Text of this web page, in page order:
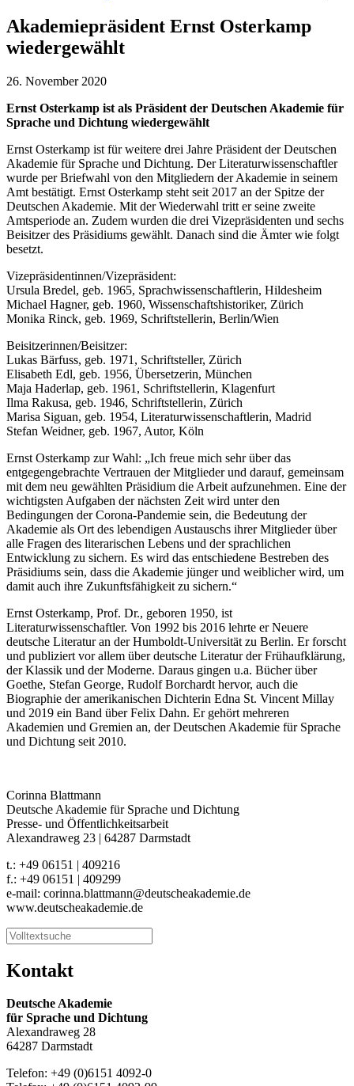
Akademiepräsident Ernst Osterkamp
wiedergewählt
26. November 2020
Ernst Osterkamp ist als Präsident der Deutschen Akademie für
Sprache und Dichtung wiedergewählt
Ernst Osterkamp ist für weitere drei Jahre Präsident der Deutschen
Akademie für Sprache und Dichtung. Der Literaturwissenschaftler
wurde per Briefwahl von den Mitgliedern der Akademie in seinem
Amt bestätigt. Ernst Osterkamp steht seit 2017 an der Spitze der
Deutschen Akademie. Mit der Wiederwahl tritt er seine zweite
Amtsperiode an. Zudem wurden die drei Vizepräsidenten und sechs
Beisitzer des Präsidiums gewählt. Danach sind die Ämter wie folgt
besetzt.
Vizepräsidentinnen/Vizepräsident:
Ursula Bredel, geb. 1965, Sprachwissenschaftlerin, Hildesheim
Michael Hagner, geb. 1960, Wissenschaftshistoriker, Zürich
Monika Rinck, geb. 1969, Schriftstellerin, Berlin/Wien
Beisitzerinnen/Beisitzer:
Lukas Bärfuss, geb. 1971, Schriftsteller, Zürich
Elisabeth Edl, geb. 1956, Übersetzerin, München
Maja Haderlap, geb. 1961, Schriftstellerin, Klagenfurt
Ilma Rakusa, geb. 1946, Schriftstellerin, Zürich
Marisa Siguan, geb. 1954, Literaturwissenschaftlerin, Madrid
Stefan Weidner, geb. 1967, Autor, Köln
Ernst Osterkamp zur Wahl: „Ich freue mich sehr über das
entgegengebrachte Vertrauen der Mitglieder und darauf, gemeinsam
mit dem neu gewählten Präsidium die Arbeit aufzunehmen. Eine der
wichtigsten Aufgaben der nächsten Zeit wird unter den
Bedingungen der Corona-Pandemie sein, die Bedeutung der
Akademie als Ort des lebendigen Austauschs ihrer Mitglieder über
alle Fragen des literarischen Lebens und der sprachlichen
Entwicklung zu sichern. Es wird das entschiedene Bestreben des
Präsidiums sein, dass die Akademie jünger und weiblicher wird, um
damit auch ihre Zukunftsfähigkeit zu sichern.“
Ernst Osterkamp, Prof. Dr., geboren 1950, ist
Literaturwissenschaftler. Von 1992 bis 2016 lehrte er Neuere
deutsche Literatur an der Humboldt-Universität zu Berlin. Er forscht
und publiziert vor allem über deutsche Literatur der Frühaufklärung,
der Klassik und der Moderne. Daraus gingen u.a. Bücher über
Goethe, Stefan George, Rudolf Borchardt hervor, auch die
Biographie der amerikanischen Dichterin Edna St. Vincent Millay
und 2019 ein Band über Felix Dahn. Er gehört mehreren
Akademien und Gremien an, der Deutschen Akademie für Sprache
und Dichtung seit 2010.
Corinna Blattmann
Deutsche Akademie für Sprache und Dichtung
Presse- und Öffentlichkeitsarbeit
Alexandraweg 23 | 64287 Darmstadt
t.: +49 06151 | 409216
f.: +49 06151 | 409299
e-mail: corinna.blattmann@deutscheakademie.de
www.deutscheakademie.de
Kontakt
Deutsche Akademie
für Sprache und Dichtung
Alexandraweg 28
64287 Darmstadt
Telefon: +49 (0)6151 4092-0